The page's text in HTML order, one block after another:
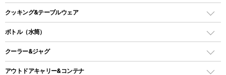
スクエアタープ（レクタタープ）
メッシュタープ
自立式タープ
オイルランタン
LEDライト
ヘッドライト
キャンドル
ガス缶
ガストーチ、ライター
バーベキューコンロ、グリル
焚き火台タイプ（ロースタイル）グリル
卓上タイプグリル
パーティータイプグリル
クッキング&テーブルウェア
ダッチオーブン
ホットサンドメーカー
ボトル（水筒）
ステンレスボトル
クーラー&ジャグ
クーラーボックス
アウトドアキャリー&コンテナ